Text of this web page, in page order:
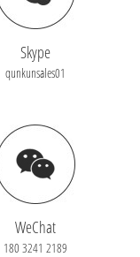
Skype
qunkunsales01
WeChat
180 3241 2189